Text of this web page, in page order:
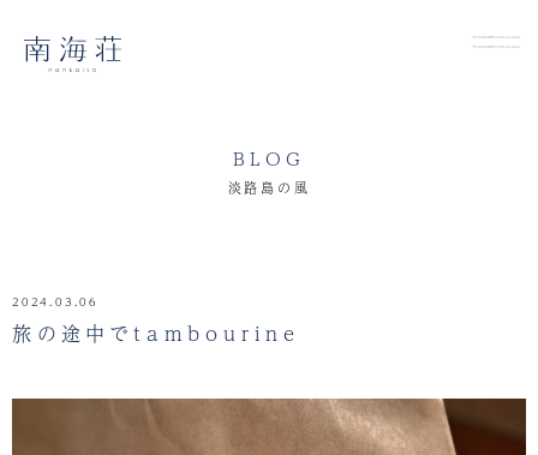
BLOG
淡路島の風
2024.03.06
旅の途中でtambourine